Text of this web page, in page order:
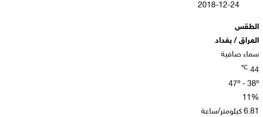
2018-12-24
الطقس
العراق / بغداد
سماء صافية
44
℃
47º - 38º
11%
6.81 كيلومتر/ساعة